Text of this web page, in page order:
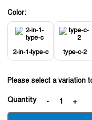
Color:
2-in-1-type-c type-c-2
Please select a variation
Quantity